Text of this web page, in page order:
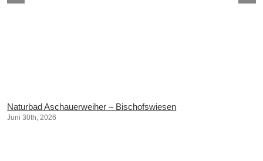
Naturbad Aschauerweiher – Bischofswiesen
Juni 30th, 2026